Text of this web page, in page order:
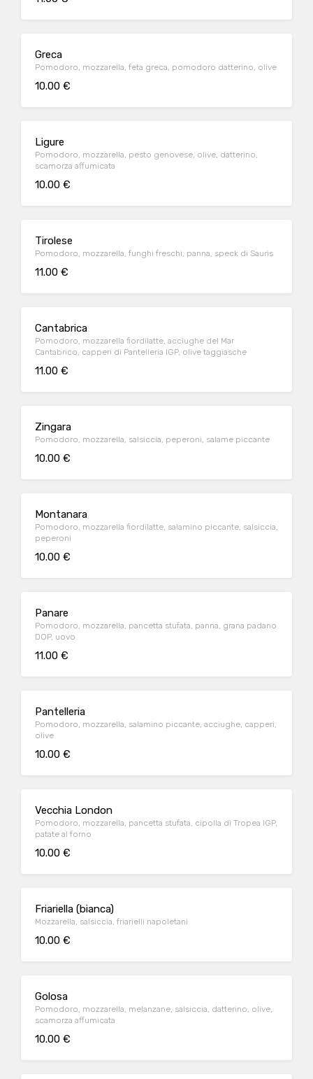
Greca
Pomodoro, mozzarella, feta greca, pomodoro datterino, olive
10.00 €
Ligure
Pomodoro, mozzarella, pesto genovese, olive, datterino,
scamorza affumicata
10.00 €
Tirolese
Pomodoro, mozzarella, funghi freschi, panna, speck di Sauris
11.00 €
Cantabrica
Pomodoro, mozzarella fiordilatte, acciughe del Mar
Cantabrico, capperi di Pantelleria IGP, olive taggiasche
11.00 €
Zingara
Pomodoro, mozzarella, salsiccia, peperoni, salame piccante
10.00 €
Montanara
Pomodoro, mozzarella fiordilatte, salamino piccante, salsiccia,
peperoni
10.00 €
Panare
Pomodoro, mozzarella, pancetta stufata, panna, grana padano
DOP, uovo
11.00 €
Pantelleria
Pomodoro, mozzarella, salamino piccante, acciughe, capperi,
olive
10.00 €
Vecchia London
Pomodoro, mozzarella, pancetta stufata, cipolla di Tropea IGP,
patate al forno
10.00 €
Friariella (bianca)
Mozzarella, salsiccia, friarielli napoletani
10.00 €
Golosa
Pomodoro, mozzarella, melanzane, salsiccia, datterino, olive,
scamorza affumicata
10.00 €